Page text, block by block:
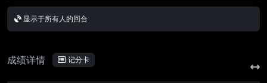
显示于所有人的回合
成绩详情 记分卡